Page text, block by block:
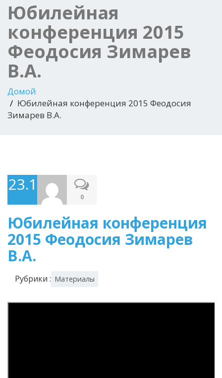
Юбилейная
конференция 2015
Феодосия Зимарев
В.А.
Домой
Юбилейная конференция 2015 Феодосия
Зимарев В.А.
23.11.2016
0
Юбилейная конференция
2015 Феодосия Зимарев
В.А.
Рубрики : Материалы